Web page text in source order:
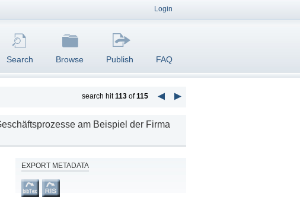
Login
Search Browse Publish FAQ
search hit113of115
am Beispiel der Firma
EXPORT METADATA